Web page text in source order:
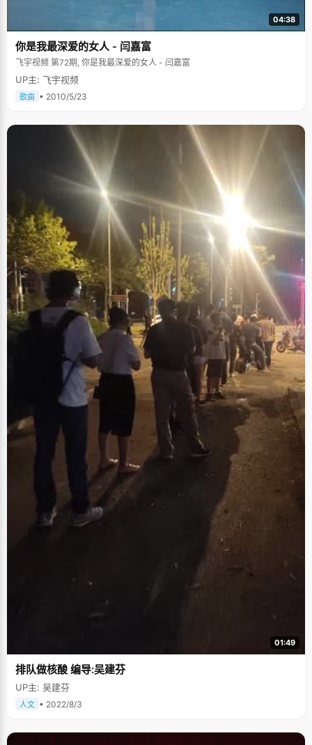
04:38
你是我最深爱的女人 - 闫嘉富
飞宇视频 第72期, 你是我最深爱的女人 - 闫嘉富
UP主: 飞宇视频
歌曲 • 2010/5/23
01:49
排队做核酸 编导:吴建芬
UP主: 吴建芬
人文 • 2022/8/3